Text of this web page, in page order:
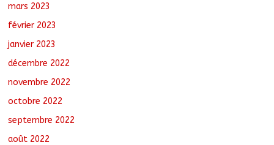
mars 2023
février 2023
janvier 2023
décembre 2022
novembre 2022
octobre 2022
septembre 2022
août 2022